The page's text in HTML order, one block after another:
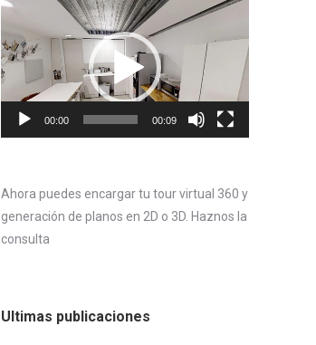
Reproductor
vídeo
00:00 00:09
Ahora puedes encargar tu tour virtual 360 y
generación de planos en 2D o 3D. Haznos la
consulta
Ultimas publicaciones